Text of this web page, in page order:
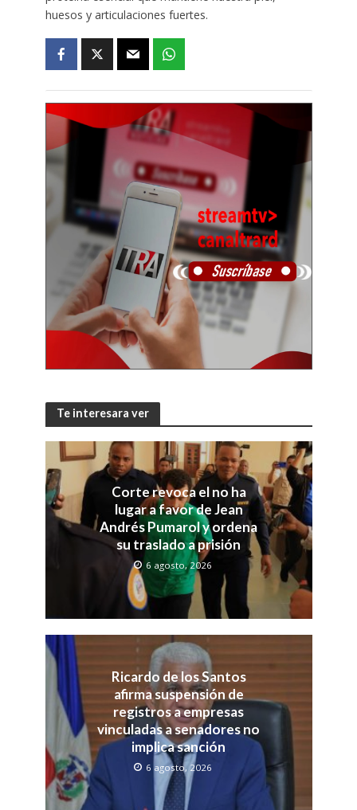
huesos y articulaciones fuertes.
Te interesara ver
Corte revoca el no ha
lugar a favor de Jean
Andrés Pumarol y ordena
su traslado a prisión
6 agosto, 2026
Ricardo de los Santos
afirma suspensión de
registros a empresas
vinculadas a senadores no
implica sanción
6 agosto, 2026